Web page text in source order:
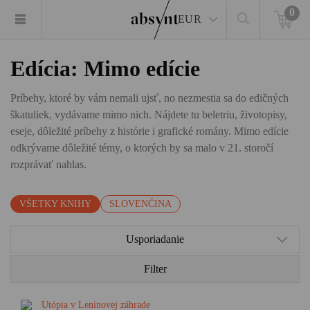
EUR
0
Edícia: Mimo edície
Príbehy, ktoré by vám nemali ujsť, no nezmestia sa do edičných
škatuliek, vydávame mimo nich. Nájdete tu beletriu, životopisy,
eseje, dôležité príbehy z histórie i grafické romány. Mimo edície
odkrývame dôležité témy, o ktorých by sa malo v 21. storočí
rozprávať nahlas.
VŠETKY KNIHY SLOVENČINA
Usporiadanie
Filter